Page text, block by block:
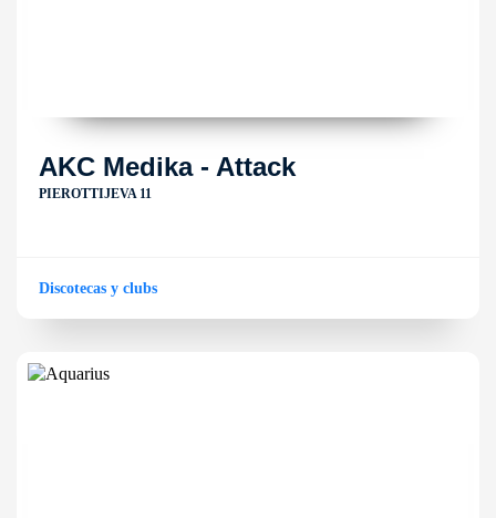
AKC Medika - Attack
PIEROTTIJEVA 11
Discotecas y clubs